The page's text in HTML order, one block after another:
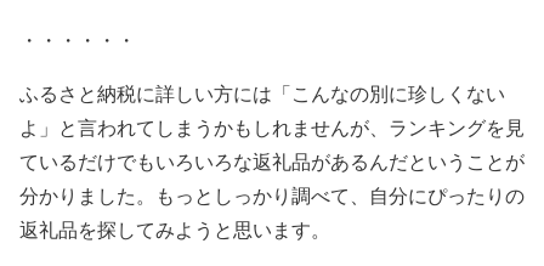
・・・・・・
ふるさと納税に詳しい方には「こんなの別に珍しくない
よ」と言われてしまうかもしれませんが、ランキングを見
ているだけでもいろいろな返礼品があるんだということが
分かりました。もっとしっかり調べて、自分にぴったりの
返礼品を探してみようと思います。